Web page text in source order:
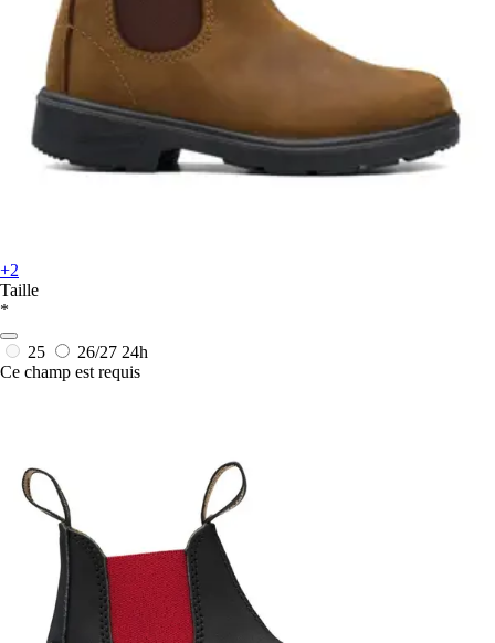
+2
Taille
*
25 26/27 24h
Ce champ est requis